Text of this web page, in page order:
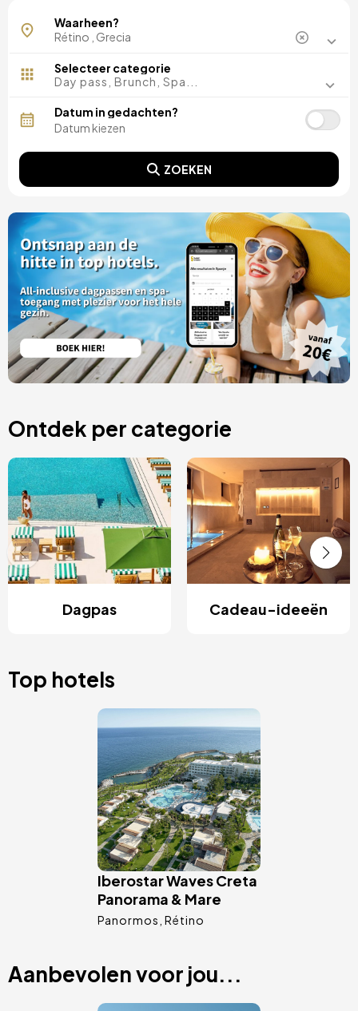
PanormosWaarheen?
Selecteer categorie
Day pass, Brunch, Spa...
Datum in gedachten?
ZOEKEN
Ontdek per categorie
Dagpas Cadeau-ideeën
Top hotels
Afbeelding
Iberostar Waves Creta
Panorama & Mare
Panormos Rétino
Aanbevolen voor jou...